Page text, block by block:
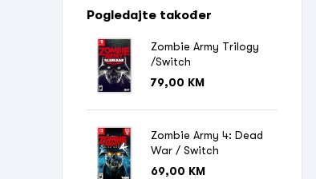
Pogledajte također
Zombie Army Trilogy
/Switch
79,00 KM
Zombie Army 4: Dead
War / Switch
69,00 KM